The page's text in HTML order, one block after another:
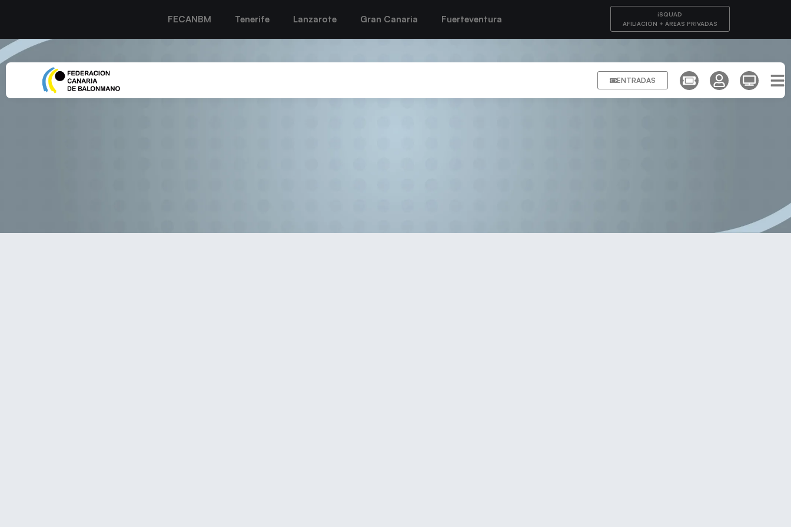
FECANBM Tenerife Lanzarote Gran Canaria Fuerteventura
iSQUAD
AFILIACIÓN + ÁREAS PRIVADAS
ENTRADAS